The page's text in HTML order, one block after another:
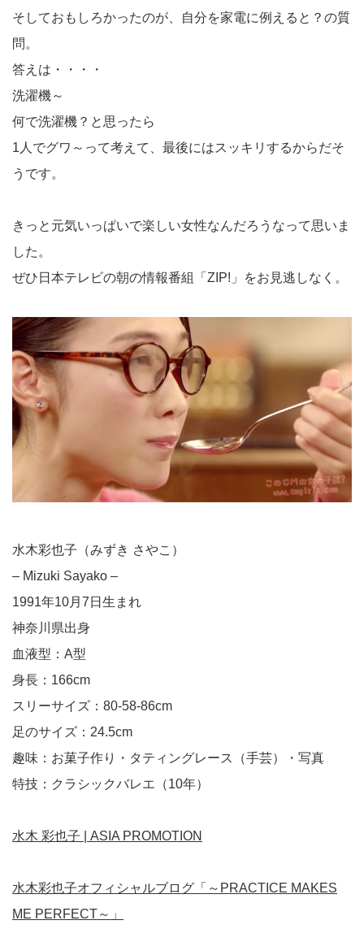
そしておもしろかったのが、自分を家電に例えると？の質
問。
答えは・・・・
洗濯機～
何で洗濯機？と思ったら
1人でグワ～って考えて、最後にはスッキリするからだそ
うです。
きっと元気いっぱいで楽しい女性なんだろうなって思いま
した。
ぜひ日本テレビの朝の情報番組「ZIP!」をお見逃しなく。
水木彩也子（みずき さやこ）
– Mizuki Sayako –
1991年10月7日生まれ
神奈川県出身
血液型：A型
身長：166cm
スリーサイズ：80-58-86cm
足のサイズ：24.5cm
趣味：お菓子作り・タティングレース（手芸）・写真
特技：クラシックバレエ（10年）
水木 彩也子 | ASIA PROMOTION
水木彩也子オフィシャルブログ「～PRACTICE MAKES
ME PERFECT～」